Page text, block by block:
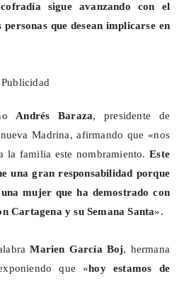
sigue avanzando con el
que desean implicarse en
Publicidad
AndrésBaraza, presidente de
Madrina, afirmando que «nos
la familia este nombramiento.Este
una gran responsabilidad porque
mujer que ha demostrado con
Cartagena y su Semana Santa».
Marien García Boj, hermana
que «hoy estamos de